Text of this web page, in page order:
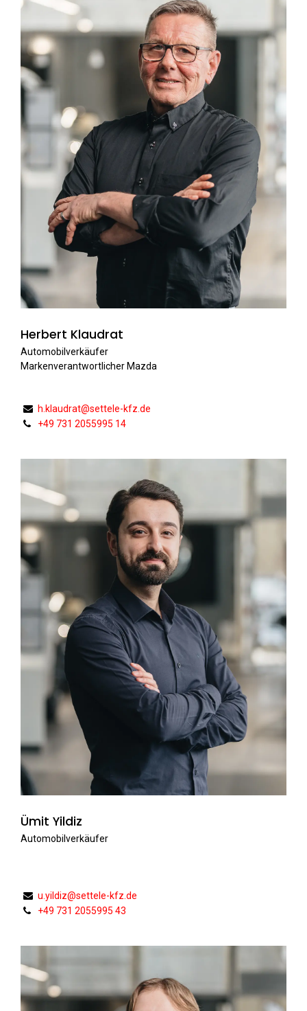
Herbert Klaudrat
Automobilverkäufer
Markenverantwortlicher Mazda
h.klaudrat@settele-kfz.de
+49 731 2055995 14
Ümit Yildiz
Automobilverkäufer
u.yildiz@settele-kfz.de
+49 731 2055995 43